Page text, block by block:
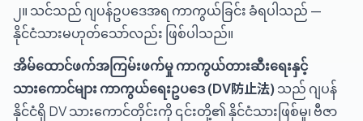
၂။ သင်သည် ဂျပန်ဥပဒေအရ ကာကွယ်ခြင်း ခံရပါသည် —
နိုင်ငံသားမဟုတ်သော်လည်း ဖြစ်ပါသည်။
အိမ်ထောင်ဖက်အကြမ်းဖက်မှု ကာကွယ်တားဆီးရေးနှင့်
သားကောင်များ ကာကွယ်ရေးဥပဒေ (DV防止法)သည် ဂျပန်
နိုင်ငံရှိ DV သားကောင်တိုင်းကို ၎င်းတို့၏ နိုင်ငံသားဖြစ်မှု၊ ဗီဇာ